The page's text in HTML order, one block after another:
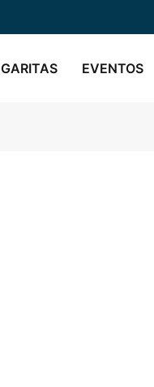
GARITAS EVENTOS